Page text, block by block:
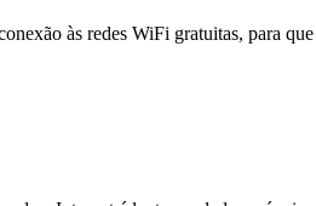
às redes WiFi gratuitas, para